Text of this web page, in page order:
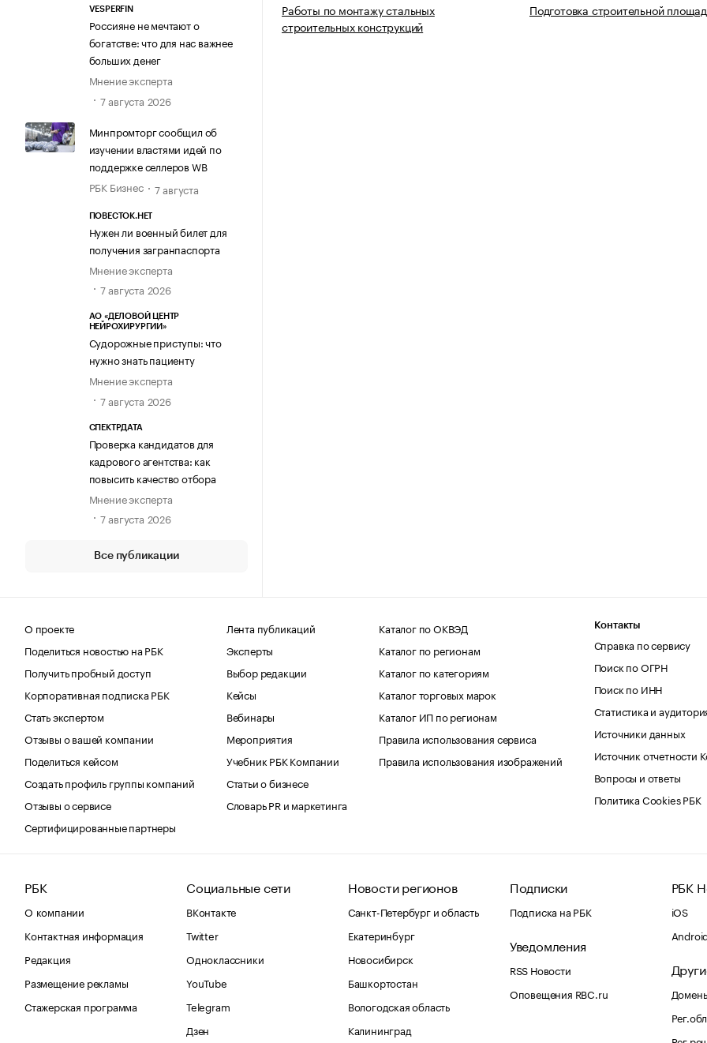
VESPERFIN
Россияне не мечтают о
богатстве: что для нас важнее
больших денег
Мнение эксперта
7 августа 2026
Минпромторг сообщил об
изучении властями идей по
поддержке селлеров WB
РБК Бизнес
7 августа
ПОВЕСТОК.НЕТ
Нужен ли военный билет для
получения загранпаспорта
Мнение эксперта
7 августа 2026
АО «ДЕЛОВОЙ ЦЕНТР
НЕЙРОХИРУРГИИ»
Судорожные приступы: что
нужно знать пациенту
Мнение эксперта
7 августа 2026
СПЕКТРДАТА
Проверка кандидатов для
кадрового агентства: как
повысить качество отбора
Мнение эксперта
7 августа 2026
Все публикации
Работы по монтажу стальных
строительных конструкций
Подготовка строительной
О проекте
Поделиться новостью на РБК
Получить пробный доступ
Корпоративная подписка РБК
Стать экспертом
Отзывы о вашей компании
Поделиться кейсом
Создать профиль группы компаний
Отзывы о сервисе
Сертифицированные партнеры
Лента публикаций
Эксперты
Выбор редакции
Кейсы
Вебинары
Мероприятия
Учебник РБК Компании
Статьи о бизнесе
Словарь PR и маркетинга
Каталог по ОКВЭД
Каталог по регионам
Каталог по категориям
Каталог торговых марок
Каталог ИП по регионам
Правила использования сервиса
Правила использования изображений
Контакты
Справка по сервису
Поиск по ОГРН
Поиск по ИНН
Статистика и
Источники данных
Источник отчетности
Вопросы и ответы
Политика Cookies РБК
РБК
О компании
Контактная информация
Редакция
Размещение рекламы
Стажерская программа
Социальные сети
ВКонтакте
Twitter
Одноклассники
YouTube
Telegram
Дзен
Новости регионов
Санкт-Петербург и область
Екатеринбург
Новосибирск
Башкортостан
Вологодская область
Калининград
Подписки
Подписка на РБК
Уведомления
RSS Новости
Оповещения RBC.ru
РБК
iOS